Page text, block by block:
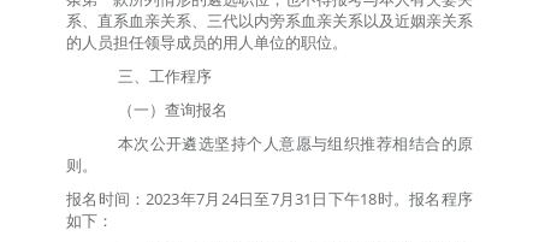
系、直系血亲关系、三代以内旁系血亲关系以及近姻亲关系
的人员担任领导成员的用人单位的职位。
三、工作程序
（一）查询报名
本次公开遴选坚持个人意愿与组织推荐相结合的原
则。
报名时间：2023年7月 24日至7月31 日下午18时。报名程序
如下：